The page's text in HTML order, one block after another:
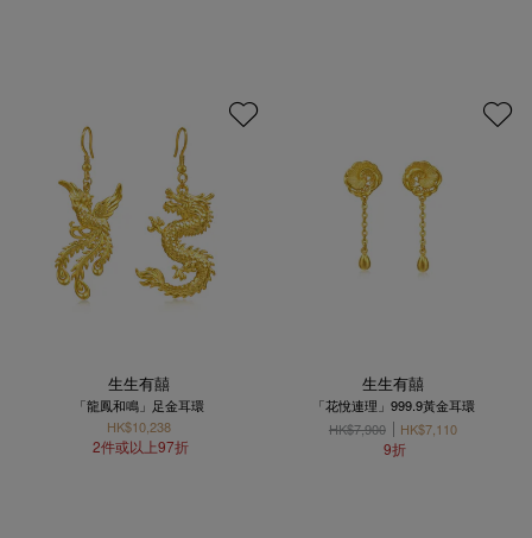
生生有囍
「龍鳳和鳴」足金耳環
HK$10,238
2件或以上97折
生生有囍
「花悅連理」999.9黃金耳環
HK$7,900
HK$7,110
9折